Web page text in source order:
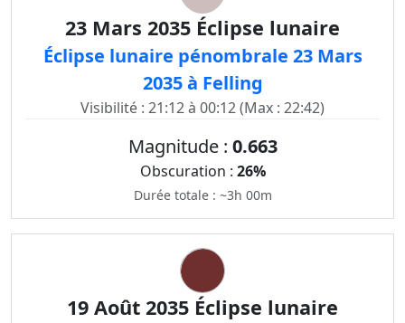
23 Mars 2035 Éclipse lunaire
Éclipse lunaire pénombrale 23 Mars
2035 à Felling
Visibilité : 21:12 à 00:12 (Max : 22:42)
Magnitude : 0.663
Obscuration : 26%
Durée totale : ~3h 00m
19 Août 2035 Éclipse lunaire